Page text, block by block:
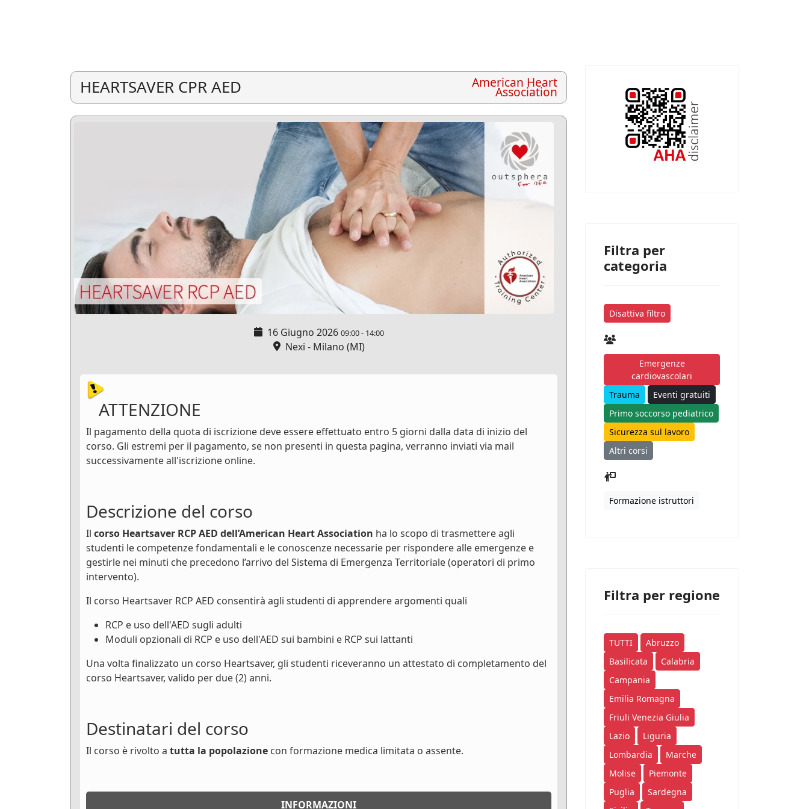
HEARTSAVER CPR AED American Heart
Association
16 Giugno 2026 09:00- 14:00
Nexi - Milano (MI)
ATTENZIONE
Il pagamento della quota di iscrizione deve essere effettuato entro 5 giorni dalla data di inizio del
corso. Gli estremi per il pagamento, se non presenti in questa pagina, verranno inviati via mail
successivamente all'iscrizione online.
Descrizione del corso
Il corso Heartsaver RCP AED dell’American Heart Association ha lo scopo di trasmettere agli
studenti le competenze fondamentali e le conoscenze necessarie per rispondere alle emergenze e
gestirle nei minuti che precedono l’arrivo del Sistema di Emergenza Territoriale (operatori di primo
intervento).
Il corso Heartsaver RCP AED consentirà agli studenti di apprendere argomenti quali
RCP e uso dell'AED sugli adulti
Moduli opzionali di RCP e uso dell'AED sui bambini e RCP sui lattanti
Una volta finalizzato un corso Heartsaver, gli studenti riceveranno un attestato di completamento del
corso Heartsaver, valido per due (2) anni.
Destinatari del corso
Il corso è rivolto a tutta la popolazione con formazione medica limitata o assente.
INFORMAZIONI
Filtra per
categoria
Disattiva filtro
Emergenze
cardiovascolari
Trauma
Eventi gratuiti
Primo soccorso pediatrico
Sicurezza sul lavoro
Altri corsi
Formazione istruttori
Filtra per regione
TUTTI
Abruzzo
Basilicata
Calabria
Campania
Emilia Romagna
Friuli Venezia Giulia
Lazio
Liguria
Lombardia
Marche
Molise
Piemonte
Puglia
Sardegna